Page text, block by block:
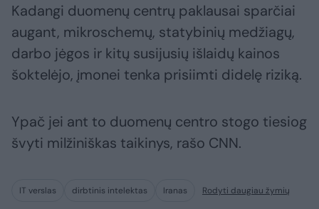
Kadangi duomenų centrų paklausai sparčiai
augant, mikroschemų, statybinių medžiagų,
darbo jėgos ir kitų susijusių išlaidų kainos
šoktelėjo, įmonei tenka prisiimti didelę riziką.
Ypač jei ant to duomenų centro stogo tiesiog
švyti milžiniškas taikinys, rašo CNN.
IT verslas dirbtinis intelektas Iranas Rodyti daugiau žymių